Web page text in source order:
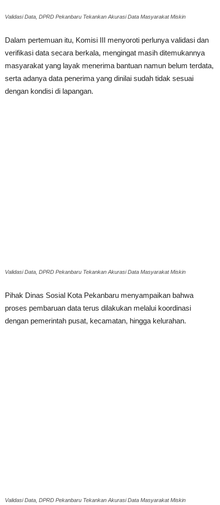
Validasi Data, DPRD Pekanbaru Tekankan Akurasi Data Masyarakat Miskin
Dalam pertemuan itu, Komisi III menyoroti perlunya validasi dan
verifikasi data secara berkala, mengingat masih ditemukannya
masyarakat yang layak menerima bantuan namun belum terdata,
serta adanya data penerima yang dinilai sudah tidak sesuai
dengan kondisi di lapangan.
Validasi Data, DPRD Pekanbaru Tekankan Akurasi Data Masyarakat Miskin
Pihak Dinas Sosial Kota Pekanbaru menyampaikan bahwa
proses pembaruan data terus dilakukan melalui koordinasi
dengan pemerintah pusat, kecamatan, hingga kelurahan.
Validasi Data, DPRD Pekanbaru Tekankan Akurasi Data Masyarakat Miskin